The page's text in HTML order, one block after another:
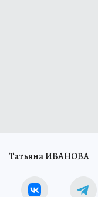
Татьяна ИВАНОВА